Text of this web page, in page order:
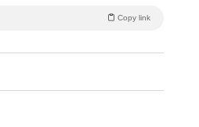
Copy link